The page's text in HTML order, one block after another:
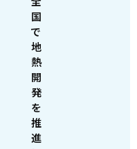
国
で
地
熱
開
発
を
推
進